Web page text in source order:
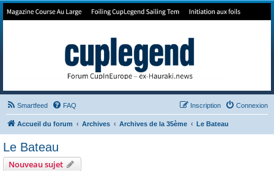
Forum de Cup In Europe
Smartfeed FAQ Connexion
Inscription
Accueil du forum Archives Archives de la 35ème Le Bateau
Le Bateau
Nouveau sujet